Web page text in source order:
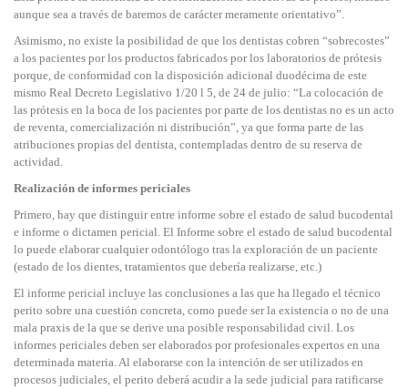
aunque sea a través de baremos de carácter meramente orientativo”.
Asimismo, no existe la posibilidad de que los dentistas cobren “sobrecostes”
a los pacientes por los productos fabricados por los laboratorios de prótesis
porque, de conformidad con la disposición adicional duodécima de este
mismo Real Decreto Legislativo 1/20 l 5, de 24 de julio: “La colocación de
las prótesis en la boca de los pacientes por parte de los dentistas no es un acto
de reventa, comercialización ni distribución”, ya que forma parte de las
atribuciones propias del dentista, contempladas dentro de su reserva de
actividad.
Realización de informes periciales
Primero, hay que distinguir entre informe sobre el estado de salud bucodental
e informe o dictamen pericial. El Informe sobre el estado de salud bucodental
lo puede elaborar cualquier odontólogo tras la exploración de un paciente
(estado de los dientes, tratamientos que debería realizarse, etc.)
El informe pericial incluye las conclusiones a las que ha llegado el técnico
perito sobre una cuestión concreta, como puede ser la existencia o no de una
mala praxis de la que se derive una posible responsabilidad civil. Los
informes periciales deben ser elaborados por profesionales expertos en una
determinada materia. Al elaborarse con la intención de ser utilizados en
procesos judiciales, el perito deberá acudir a la sede judicial para ratificarse